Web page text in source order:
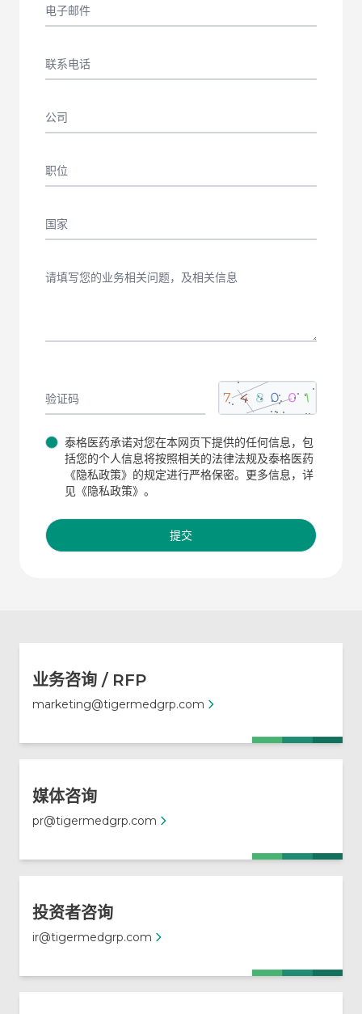
电子邮件
联系电话
公司
职位
国家
请填写您的业务相关问题，及相关信息
验证码 7 4 8 0 0 1
泰格医药承诺对您在本网页下提供的任何信息，包
括您的个人信息将按照相关的法律法规及泰格医药
《隐私政策》的规定进行严格保密。更多信息，详
见《隐私政策》。
提交
业务咨询 / RFP
marketing@tigermedgrp.com
媒体咨询
pr@tigermedgrp.com
投资者咨询
ir@tigermedgrp.com